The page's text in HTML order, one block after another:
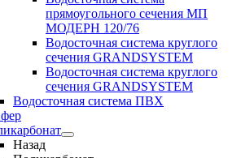
прямоугольного сечения МП
МОДЕРН 120/76
Водосточная система круглого
сечения GRANDSYSTEM
Водосточная система круглого
сечения GRANDSYSTEM
Водосточная система ПВХ
Назад